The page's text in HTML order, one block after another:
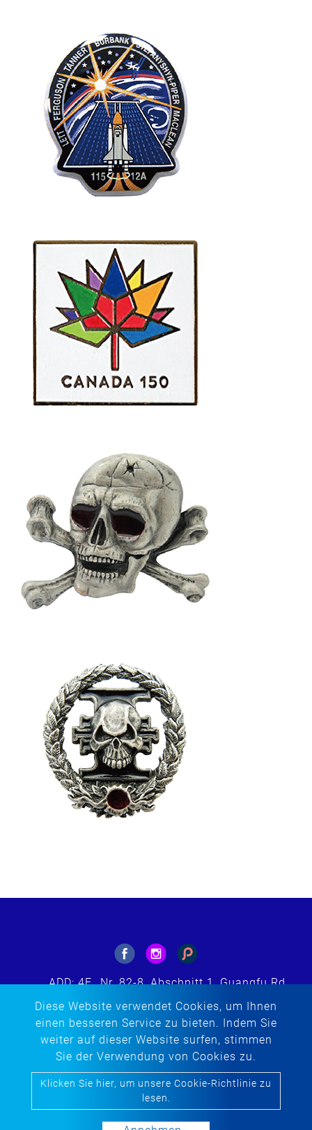
Diese Website verwendet Cookies, um Ihnen
einen besseren Service zu bieten. Indem Sie
weiter auf dieser Website surfen, stimmen
Sie der Verwendung von Cookies zu.
Klicken Sie hier, um unsere Cookie-Richtlinie zu
lesen.
ADD: 4F., Nr. 82-8, Abschnitt 1, Guangfu Rd.,
Sanchong Dist., New Taipei City 241564,
Taiwan (ROC)
E-MAIL: tacherng@embroidery.com.tw
+886-2-85123299
FAX: +886-2-85123298
Copyright © 2020-2026 Ta Cherng Embroidery Co., Ltd. All
rights reserved.Atteipo.Seitenverzeichnis
tacherng@embroidery.com.tw